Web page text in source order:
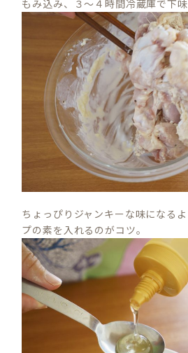
もみ込み、３～４時間冷蔵庫で下味
ちょっぴりジャンキーな味になる
プの素を入れるのがコツ。